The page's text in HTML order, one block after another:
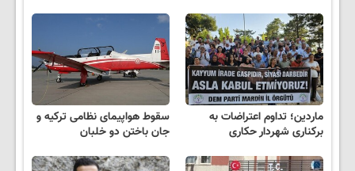
ماردین؛ تداوم اعتراضات به
برکناری شهردار حکاری
سقوط هواپیمای نظامی ترکیه و
جان باختن دو خلبان